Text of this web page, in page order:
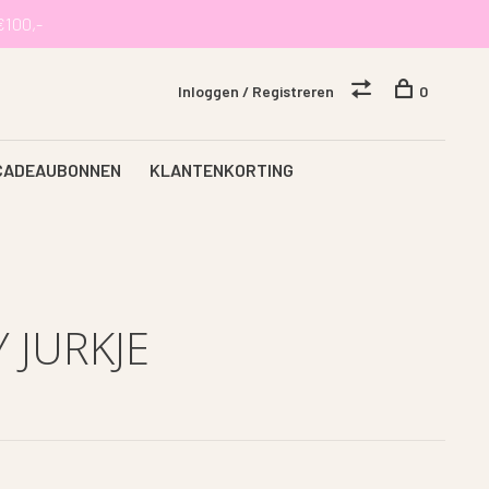
KLANTENKORTING
Inloggen / Registreren 0